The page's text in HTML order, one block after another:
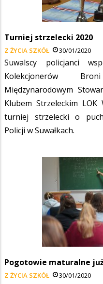
Turniej strzelecki 2020
Z ŻYCIA SZKÓŁ 30/01/2020
Suwalscy policjanci
Kolekcjonerów
Międzynarodowym
Klubem Strzeleckim LOK
turniej strzelecki o
Policji w Suwałkach.
Pogotowie maturalne
Z ŻYCIA SZKÓŁ 30/01/2020